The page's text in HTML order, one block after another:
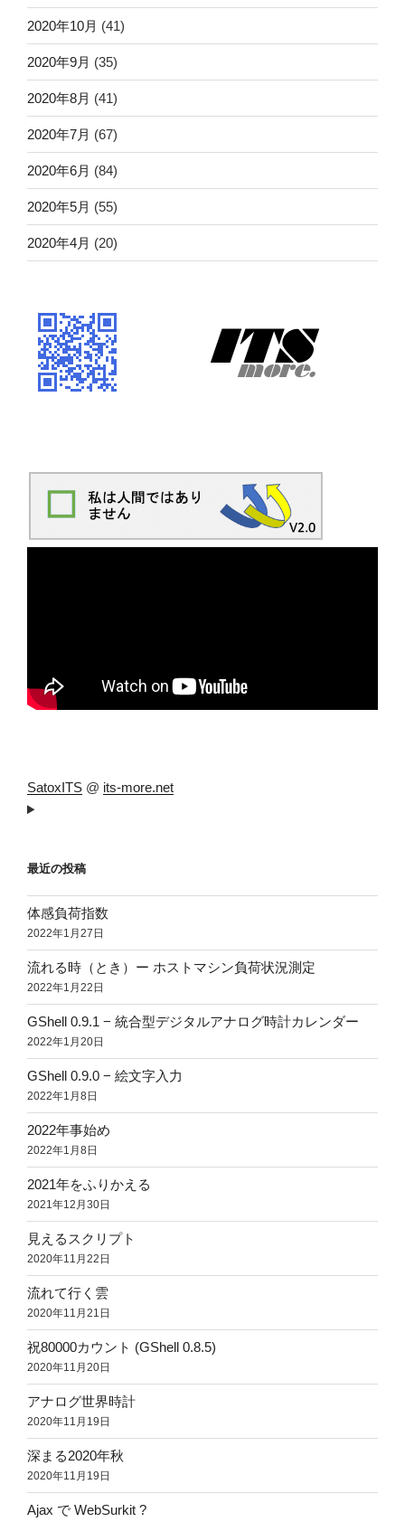
2020年10月 (41)
2020年9月 (35)
2020年8月 (41)
2020年7月 (67)
2020年6月 (84)
2020年5月 (55)
2020年4月 (20)
SatoxITS @ its-more.net
最近の投稿
体感負荷指数
2022年1月27日
流れる時（とき）ー ホストマシン負荷状況測定
2022年1月22日
GShell 0.9.1 − 統合型デジタルアナログ時計カレンダー
2022年1月20日
GShell 0.9.0 − 絵文字入力
2022年1月8日
2022年事始め
2022年1月8日
2021年をふりかえる
2021年12月30日
見えるスクリプト
2020年11月22日
流れて行く雲
2020年11月21日
祝80000カウント (GShell 0.8.5)
2020年11月20日
アナログ世界時計
2020年11月19日
深まる2020年秋
2020年11月19日
Ajax で WebSurkit ?